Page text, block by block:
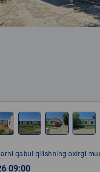
qabul qilishning oxirgi
09:00